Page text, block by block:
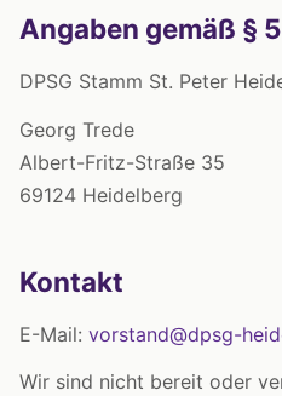
Angaben gemäß §
DPSG Stamm St. Peter
Georg Trede
Albert-Fritz-Straße 35
69124 Heidelberg
Kontakt
E-Mail: vorstand@dpsg-
Wir sind nicht bereit oder